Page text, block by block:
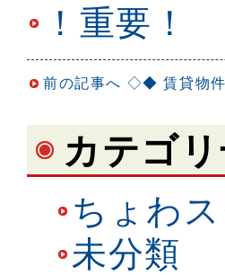
！重要！
前の記事へ ◇◆ 賃貸物
カテゴ
ちょわ
未分類